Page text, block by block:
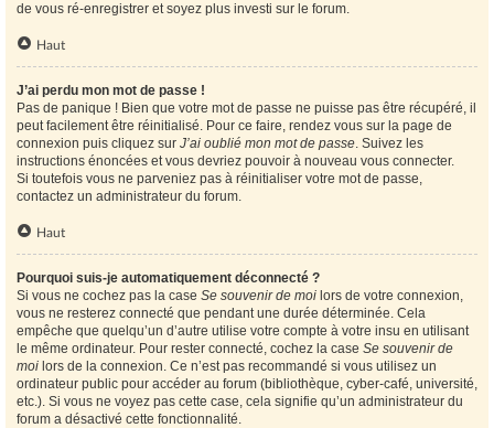
de vous ré-enregistrer et soyez plus investi sur le forum.
Haut
J’ai perdu mon mot de passe !
Pas de panique ! Bien que votre mot de passe ne puisse pas être récupéré, il
peut facilement être réinitialisé. Pour ce faire, rendez vous sur la page de
connexion puis cliquez sur J’ai oublié mon mot de passe. Suivez les
instructions énoncées et vous devriez pouvoir à nouveau vous connecter.
Si toutefois vous ne parveniez pas à réinitialiser votre mot de passe,
contactez un administrateur du forum.
Haut
Pourquoi suis-je automatiquement déconnecté ?
Si vous ne cochez pas la case Se souvenir de moi lors de votre connexion,
vous ne resterez connecté que pendant une durée déterminée. Cela
empêche que quelqu’un d’autre utilise votre compte à votre insu en utilisant
le même ordinateur. Pour rester connecté, cochez la case Se souvenir de
moi lors de la connexion. Ce n’est pas recommandé si vous utilisez un
ordinateur public pour accéder au forum (bibliothèque, cyber-café, université,
etc.). Si vous ne voyez pas cette case, cela signifie qu’un administrateur du
forum a désactivé cette fonctionnalité.